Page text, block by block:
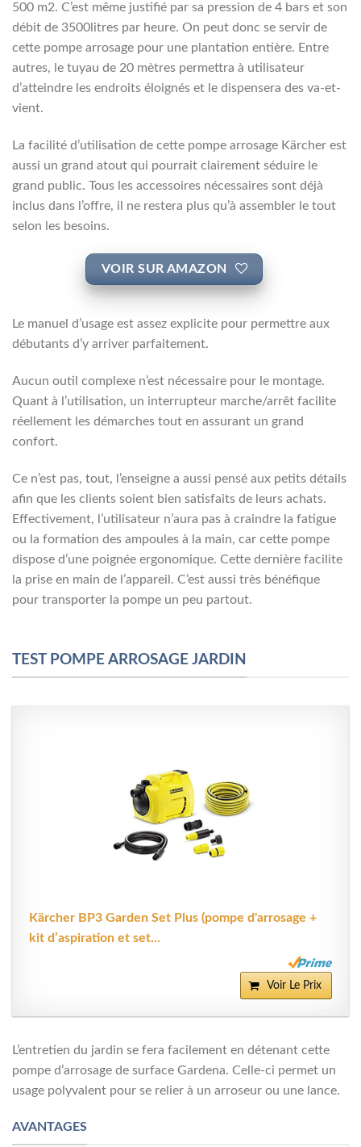
500 m2. C’est même justifié par sa pression de 4 bars et son
débit de 3500litres par heure. On peut donc se servir de
cette pompe arrosage pour une plantation entière. Entre
autres, le tuyau de 20 mètres permettra à utilisateur
d’atteindre les endroits éloignés et le dispensera des va-et-
vient.
La facilité d’utilisation de cette pompe arrosage Kärcher est
aussi un grand atout qui pourrait clairement séduire le
grand public. Tous les accessoires nécessaires sont déjà
inclus dans l’offre, il ne restera plus qu’à assembler le tout
selon les besoins.
VOIR SUR AMAZON
Le manuel d’usage est assez explicite pour permettre aux
débutants d’y arriver parfaitement.
Aucun outil complexe n’est nécessaire pour le montage.
Quant à l’utilisation, un interrupteur marche/arrêt facilite
réellement les démarches tout en assurant un grand
confort.
Ce n’est pas, tout, l’enseigne a aussi pensé aux petits détails
afin que les clients soient bien satisfaits de leurs achats.
Effectivement, l’utilisateur n’aura pas à craindre la fatigue
ou la formation des ampoules à la main, car cette pompe
dispose d’une poignée ergonomique. Cette dernière facilite
la prise en main de l’appareil. C’est aussi très bénéfique
pour transporter la pompe un peu partout.
TEST POMPE ARROSAGE JARDIN
Kärcher BP3 Garden Set Plus (pompe d'arrosage +
kit d’aspiration et set...
Voir Le Prix
L’entretien du jardin se fera facilement en détenant cette
pompe d’arrosage de surface Gardena. Celle-ci permet un
usage polyvalent pour se relier à un arroseur ou une lance.
AVANTAGES